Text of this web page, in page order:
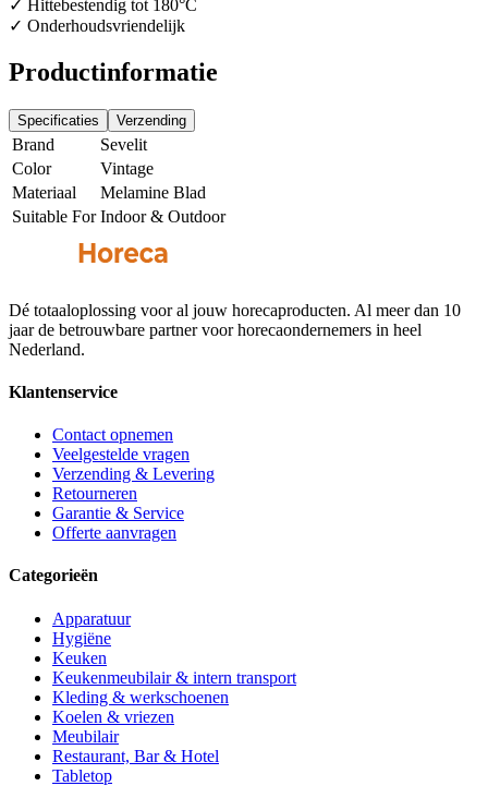
✓ Hittebestendig tot 180°C
✓ Onderhoudsvriendelijk
Productinformatie
Specificaties Verzending
Brand
Sevelit
Color
Vintage
Materiaal
Melamine Blad
Suitable For Indoor & Outdoor
Dé totaaloplossing voor al jouw horecaproducten. Al meer dan 10
jaar de betrouwbare partner voor horecaondernemers in heel
Nederland.
Klantenservice
Contact opnemen
Veelgestelde vragen
Verzending & Levering
Retourneren
Garantie & Service
Offerte aanvragen
Categorieën
Apparatuur
Hygiëne
Keuken
Keukenmeubilair & intern transport
Kleding & werkschoenen
Koelen & vriezen
Meubilair
Restaurant, Bar & Hotel
Tabletop